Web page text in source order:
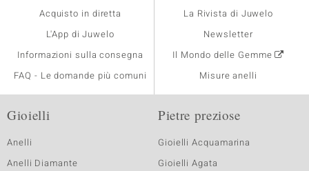
Acquisto in diretta
L'App di Juwelo
Informazioni sulla consegna
FAQ - Le domande più comuni
La Rivista di Juwelo
Newsletter
Il Mondo delle Gemme
Misure anelli
Gioielli
Anelli
Anelli Diamante
Pietre preziose
Gioielli Acquamarina
Gioielli Agata